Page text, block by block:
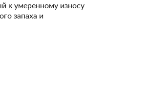
к умеренному износу
запаха и